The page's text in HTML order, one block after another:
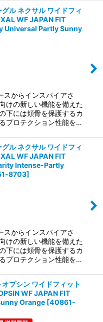
ル ネクサル ワイドフィ
WF JAPAN FIT
Universal Partly Sunny
からインスパイアさ
けの新しい機能を備えた
下には頬骨を保護するカ
プロテクション性能を…
ル ネクサル ワイドフィ
WF JAPAN FIT
Intense-Partly
8703]
からインスパイアさ
けの新しい機能を備えた
下には頬骨を保護するカ
プロテクション性能を…
プシン ワイドフィット
WF JAPAN FIT
Orange [40861-